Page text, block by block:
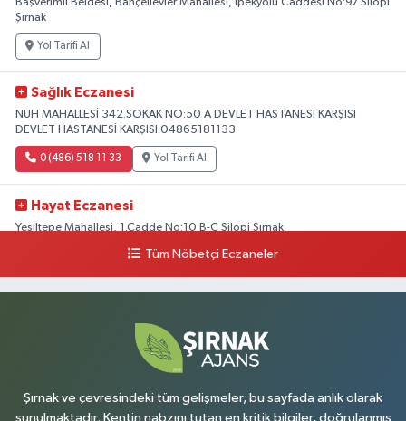
Şırnak
Yol Tarifi Al
Sağlık Eczanesi
NUH MAHALLESİ 342.SOKAK NO:50 A DEVLET HASTANESİ KARŞISI
DEVLET HASTANESİ KARŞISI 04865181133
0 (486) 518 11 33 Yol Tarifi Al
Hayat Eczanesi
Yeşiltepe Mahallesi, 1.Cadde No:10 B-C Silopi Şırnak
Yol Tarifi Al
Yenişehir Mahallesi, 8.Cadde No:53 A Silopi Şırnak
Yol Tarifi Al
Tüm Nöbetçi Eczaneler
Şırnak ve çevresindeki tüm gelişmeler, bu sayfada anlık olarak
sunulmaktadır. Kentin nabzını tutan en kritik bilgiler, doğrulanmış